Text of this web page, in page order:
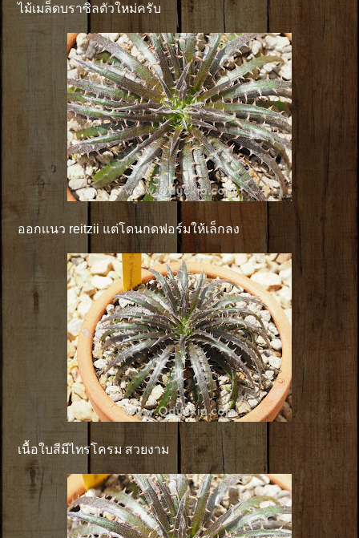
ไม้เมล็ดบราซิลตัวใหม่ครับ
ออกเเนว reitzii แต่โดนกดฟอร์มให้เล็กลง
เนื้อใบสีมีไทรโครม สวยงาม